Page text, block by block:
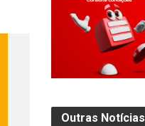
Outras Notícias